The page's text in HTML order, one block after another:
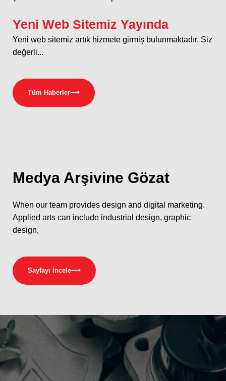
Yeni Web Sitemiz Yayında
Yeni web sitemiz artık hizmete girmiş bulunmaktadır. Siz
değerli...
Tüm Haberler⟶
Medya Arşivine Gözat
When our team provides design and digital marketing.
Applied arts can include industrial design, graphic
design,
Sayfayı İncele⟶